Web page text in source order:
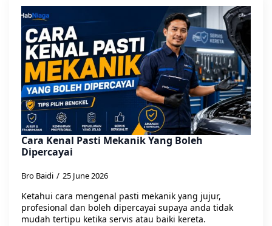
Cara Kenal Pasti Mekanik Yang Boleh
Dipercayai
Bro Baidi 25 June 2026
Ketahui cara mengenal pasti mekanik yang jujur,
profesional dan boleh dipercayai supaya anda tidak
mudah tertipu ketika servis atau baiki kereta.